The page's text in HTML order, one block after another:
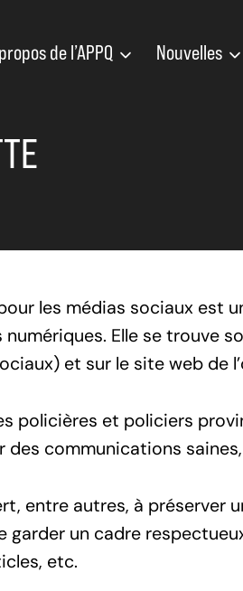
de l’APPQ Nouvelles
les médias sociaux est
Elle se trouve
et sur le site web de
policières et policiers
des communications
entre autres, à préserver
garder un cadre
etc.